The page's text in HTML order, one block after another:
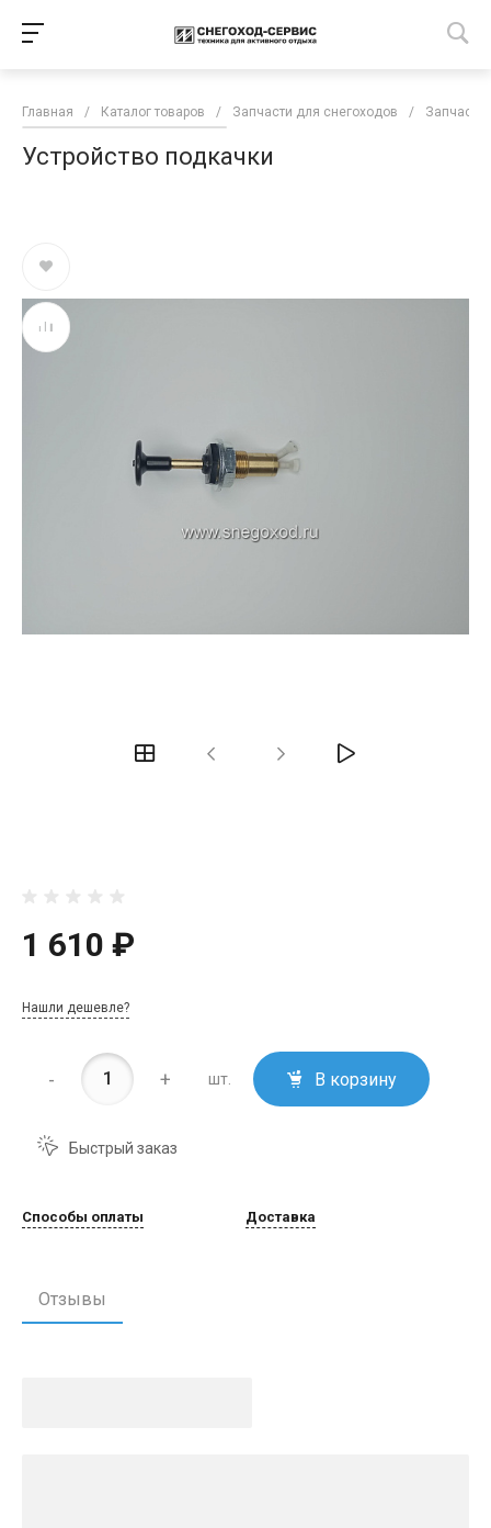
Главная / Каталог товаров / Запчасти для снегоходов / Запчасти
Устройство подкачки
1 610 ₽
Нашли дешевле?
- + шт. В корзину
Быстрый заказ
Способы оплаты Доставка
Отзывы